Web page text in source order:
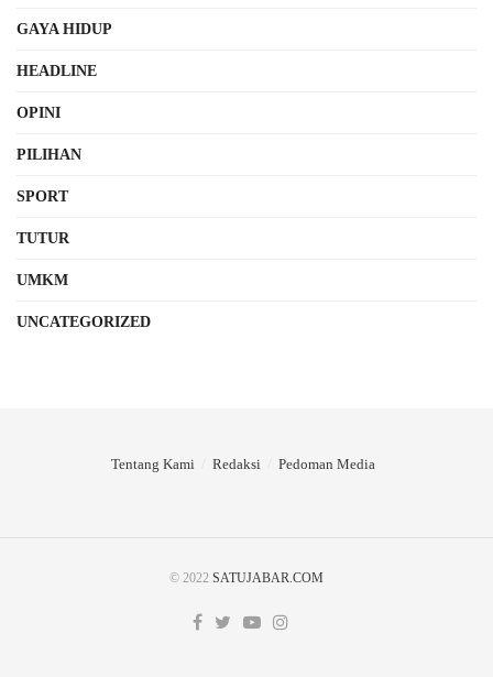
GAYA HIDUP
HEADLINE
OPINI
PILIHAN
SPORT
TUTUR
UMKM
UNCATEGORIZED
Tentang Kami Redaksi Pedoman Media
© 2022 SATUJABAR.COM